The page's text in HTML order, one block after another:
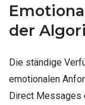
der
Die ständige
emotionalen
Direct Messages